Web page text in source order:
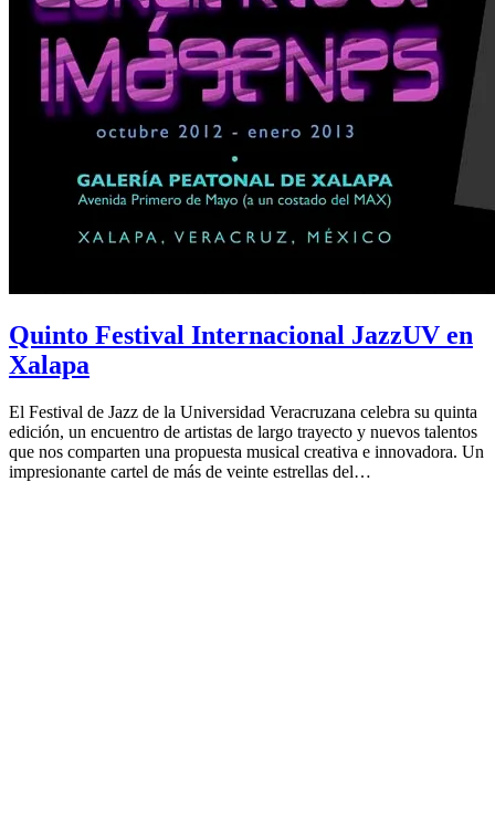
Quinto Festival Internacional JazzUV en
Xalapa
El Festival de Jazz de la Universidad Veracruzana celebra su quinta
edición, un encuentro de artistas de largo trayecto y nuevos talentos
que nos comparten una propuesta musical creativa e innovadora. Un
impresionante cartel de más de veinte estrellas del…